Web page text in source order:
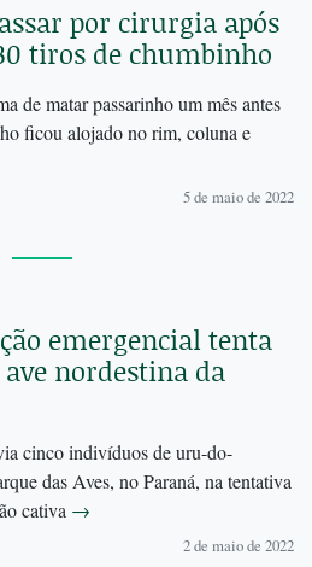
por cirurgia após
tiros de chumbinho
de matar passarinho um mês antes
ficou alojado no rim, coluna e
5 de maio de 2022
emergencial tenta
nordestina da
cinco indivíduos de uru-do-
das Aves, no Paraná, na tentativa
cativa →
2 de maio de 2022